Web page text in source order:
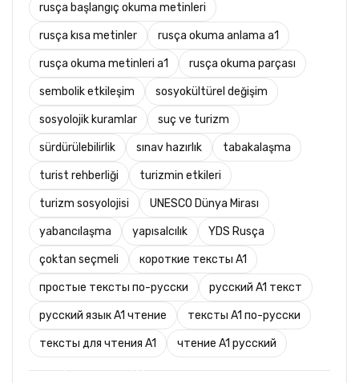
rusça başlangıç okuma metinleri
rusça kısa metinler rusça okuma anlama a1
rusça okuma metinleri a1 rusça okuma parçası
sembolik etkileşim sosyokültürel değişim
sosyolojik kuramlar suç ve turizm
sürdürülebilirlik sınav hazırlık tabakalaşma
turist rehberliği turizmin etkileri
turizm sosyolojisi UNESCO Dünya Mirası
yabancılaşma yapısalcılık YDS Rusça
çoktan seçmeli короткие тексты A1
простые тексты по-русски русский A1 текст
русский язык A1 чтение тексты A1 по-русски
тексты для чтения A1 чтение A1 русский